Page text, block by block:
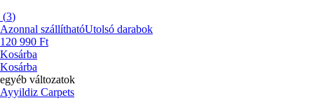
(3)
Azonnal szállíthatóUtolsó darabok
120 990 Ft
Kosárba
Kosárba
egyéb változatok
Ayyildiz Carpets